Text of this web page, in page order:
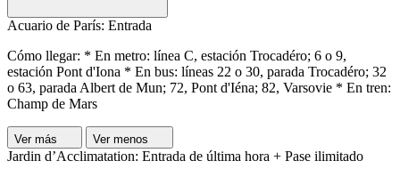
Acuario de París: Entrada
Cómo llegar: * En metro: línea C, estación Trocadéro; 6 o 9,
estación Pont d'Iona * En bus: líneas 22 o 30, parada Trocadéro; 32
o 63, parada Albert de Mun; 72, Pont d'Iéna; 82, Varsovie * En tren:
Champ de Mars
Ver más Ver menos
Jardin d’Acclimatation: Entrada de última hora + Pase ilimitado